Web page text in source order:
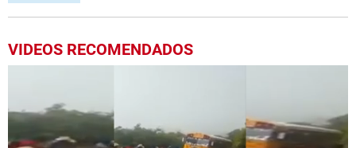
VIDEOS RECOMENDADOS